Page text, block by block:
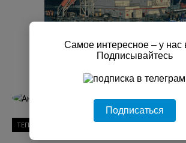
Анастасия
ТЕГИ Сергей Перминов Партия «Единая Россия»
Самое интересное – у нас
Подписывайтесь
Подписаться